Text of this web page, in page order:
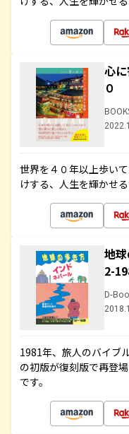
心
０
世界を４０年以上歩い
けする、人生を輝かせ
地
2-
D-
1981年、旅人のバイブ
の初版が復刻版で再登
です。